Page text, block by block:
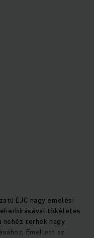
EJC nagy emelési
tökéletes
nehéz terhek nagy
Emellett az